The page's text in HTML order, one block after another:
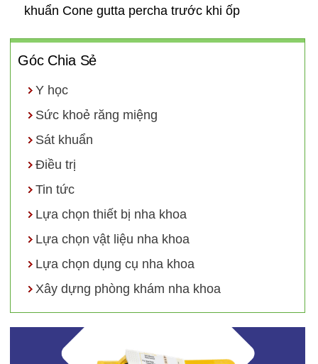
khuẩn Cone gutta percha trước khi ốp
Góc Chia Sẻ
Y học
Sức khoẻ răng miệng
Sát khuẩn
Điều trị
Tin tức
Lựa chọn thiết bị nha khoa
Lựa chọn vật liệu nha khoa
Lựa chọn dụng cụ nha khoa
Xây dựng phòng khám nha khoa